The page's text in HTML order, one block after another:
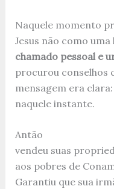
Naquele momento
Jesus não como
chamado pessoal e
procurou conselhos
mensagem era
naquele instante.
Antão
vendeu suas
aos pobres de
Garantiu que sua